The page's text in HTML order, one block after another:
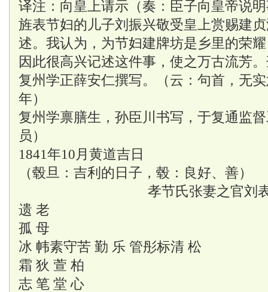
译注：向皇上请示（奏：臣子向皇帝说
旌表节妇的儿子刘振兴敬受皇上赏赐建
述。我认为，为节妇建牌坊是乡里的荣
因此很高兴记述这件事，使之万古流芳
复州学正薛安仁撰写。（云：句首，无
年）
复州学禀膳生，孙臣川书写，于复通监
员）
1841年10月黄道吉日
（毂旦：吉利的日子，毂：良好、善）
孝节氏张妻之官刘
遗 老
孤 母
冰 帏素守苦 勤 乐 管彤标清 松
霜 狄 萱 柏
志 笔 堂 心